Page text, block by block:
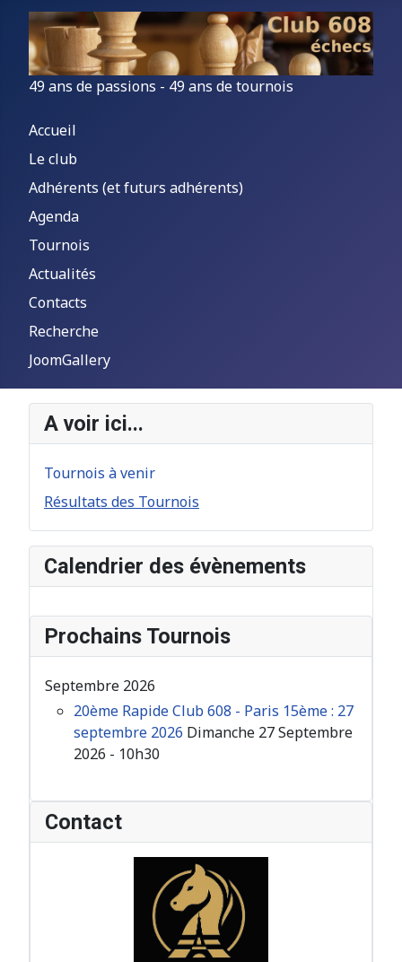
49 ans de passions - 49 ans de tournois
Accueil
Le club
Adhérents (et futurs adhérents)
Agenda
Tournois
Actualités
Contacts
Recherche
JoomGallery
A voir ici...
Tournois à venir
Résultats des Tournois
Calendrier des évènements
Prochains Tournois
Septembre 2026
20ème Rapide Club 608 - Paris 15ème : 27
septembre 2026 Dimanche 27 Septembre
2026 - 10h30
Contact